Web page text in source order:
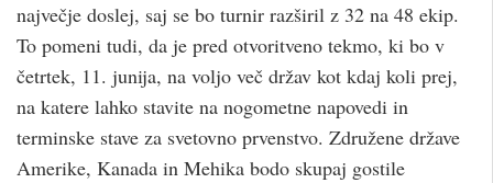
n
največje doslej, saj se bo turnir razširil z 32 na 48 ekip.
To pomeni tudi, da je pred otvoritveno tekmo, ki bo v
četrtek, 11. junija, na voljo več držav kot kdaj koli prej,
na katere lahko stavite na nogometne napovedi in
terminske stave za svetovno prvenstvo. Združene države
Amerike, Kanada in Mehika bodo skupaj gostile